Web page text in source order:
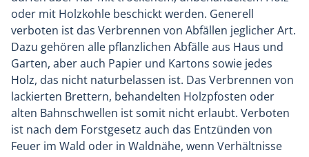
oder mit Holzkohle beschickt werden. Generell
verboten ist das Verbrennen von Abfällen jeglicher Art.
Dazu gehören alle pflanzlichen Abfälle aus Haus und
Garten, aber auch Papier und Kartons sowie jedes
Holz, das nicht naturbelassen ist. Das Verbrennen von
lackierten Brettern, behandelten Holzpfosten oder
alten Bahnschwellen ist somit nicht erlaubt. Verboten
ist nach dem Forstgesetz auch das Entzünden von
Feuer im Wald oder in Waldnähe, wenn Verhältnisse